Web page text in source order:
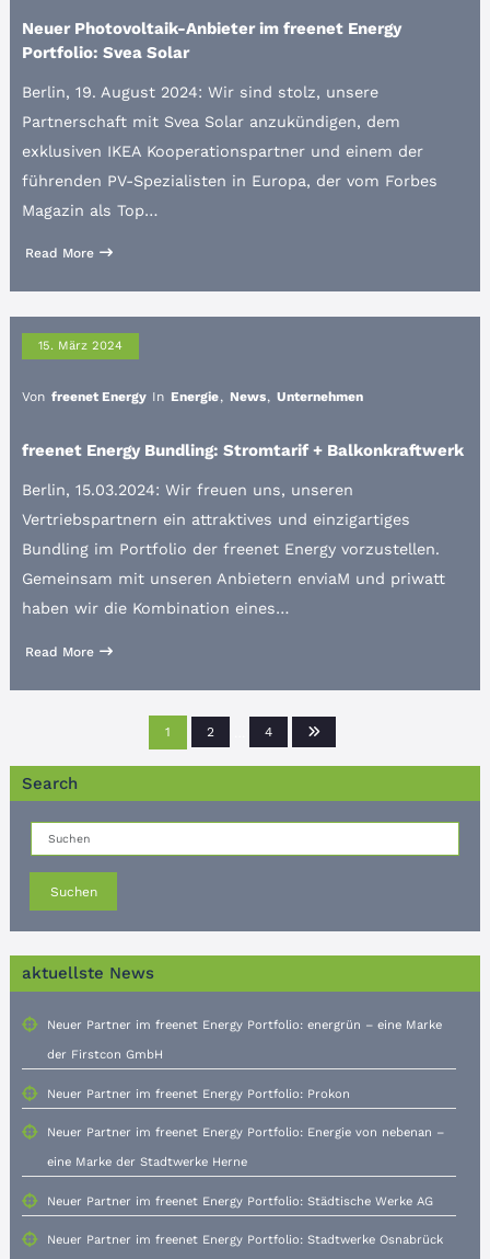
Neuer Photovoltaik-Anbieter im freenet Energy
Portfolio: Svea Solar
Berlin, 19. August 2024: Wir sind stolz, unsere
Partnerschaft mit Svea Solar anzukündigen, dem
exklusiven IKEA Kooperationspartner und einem der
führenden PV-Spezialisten in Europa, der vom Forbes
Magazin als Top…
Read More
15. März 2024
Von freenet Energy In Energie, News, Unternehmen
freenet Energy Bundling: Stromtarif + Balkonkraftwerk
Berlin, 15.03.2024: Wir freuen uns, unseren
Vertriebspartnern ein attraktives und einzigartiges
Bundling im Portfolio der freenet Energy vorzustellen.
Gemeinsam mit unseren Anbietern enviaM und priwatt
haben wir die Kombination eines…
Read More
Seitennummerierung
der
Beiträge
1 2 4
Search
Suchen
aktuellste News
Neuer Partner im freenet Energy Portfolio: energrün – eine Marke
der Firstcon GmbH
Neuer Partner im freenet Energy Portfolio: Prokon
Neuer Partner im freenet Energy Portfolio: Energie von nebenan –
eine Marke der Stadtwerke Herne
Neuer Partner im freenet Energy Portfolio: Städtische Werke AG
Neuer Partner im freenet Energy Portfolio: Stadtwerke Osnabrück